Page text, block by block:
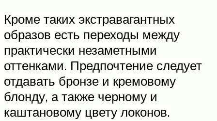
Кроме таких экстравагантных
образов есть переходы между
практически незаметными
оттенками. Предпочтение следует
отдавать бронзе и кремовому
блонду, а также черному и
каштановому цвету локонов.